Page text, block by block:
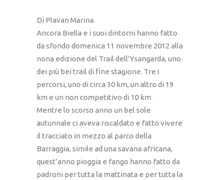
Di Plavan Marina
Ancora Biella e i suoi dintorni hanno fatto
da sfondo domenica 11 novembre 2012 alla
nona edizione del Trail dell’Ysangarda, uno
dei più bei trail di fine stagione. Tre i
percorsi, uno di circa 30 km, un altro di 19
km e un non competitivo di 10 km.
Mentre lo scorso anno un bel sole
autunnale ci aveva riscaldato e fatto vivere
il tracciato in mezzo al parco della
Barraggia, simile ad una savana africana,
quest’anno pioggia e fango hanno fatto da
padroni per tutta la mattinata e per tutta la